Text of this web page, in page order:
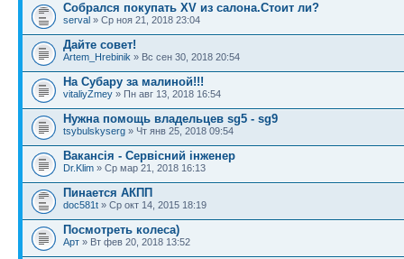
Собрался покупать XV из салона.Стоит ли?
serval » Ср ноя 21, 2018 23:04
Дайте совет!
Artem_Hrebinik » Вс сен 30, 2018 20:54
На Субару за малиной!!!
vitaliyZmey » Пн авг 13, 2018 16:54
Нужна помощь владельцев sg5 - sg9
tsybulskyserg » Чт янв 25, 2018 09:54
Вакансія - Сервісний інженер
Dr.Klim » Ср мар 21, 2018 16:13
Пинается АКПП
doc581t » Ср окт 14, 2015 18:19
Посмотреть колеса)
Арт » Вт фев 20, 2018 13:52